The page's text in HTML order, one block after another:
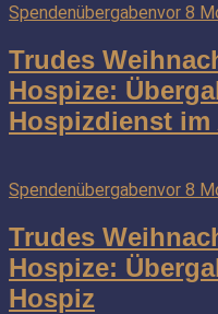
Spendenübergabenvor 8
Trudes
Hospize:
Hospizdienst im
Spendenübergabenvor 8
Trudes
Hospize:
Hospiz